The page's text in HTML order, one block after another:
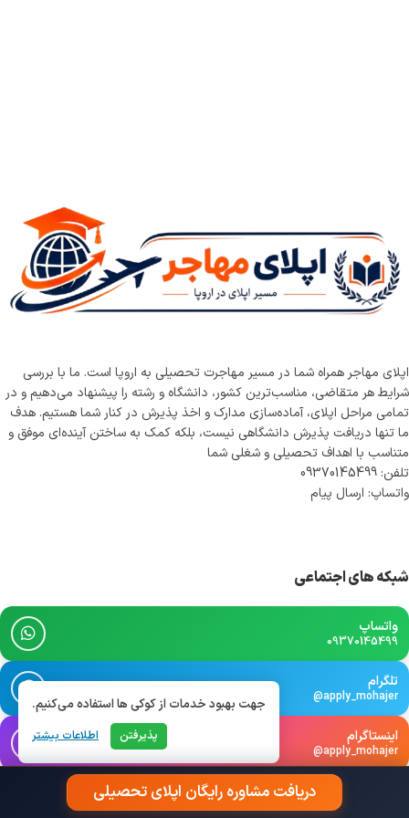
اپلای مهاجر همراه شما در مسیر مهاجرت تحصیلی به اروپا است. ما با بررسی
شرایط هر متقاضی، مناسب‌ترین کشور، دانشگاه و رشته را پیشنهاد می‌دهیم و در
تمامی مراحل اپلای، آماده‌سازی مدارک و اخذ پذیرش در کنار شما هستیم. هدف
ما تنها دریافت پذیرش دانشگاهی نیست، بلکه کمک به ساختن آینده‌ای موفق و
متناسب با اهداف تحصیلی و شغلی شما
تلفن: 09370145499
واتساپ: ارسال پیام
دریافت مشاوره رایگان اپلای تحصیلی
شبکه های اجتماعی
واتساپ
09370145499
تلگرام
@apply_mohajer
اینستاگرام
@apply_mohajer
@apply_mohajer
جهت بهبود خدمات از کوکی ها استفاده می‌کنیم.
پذیرفتن اطلاعات بیشتر